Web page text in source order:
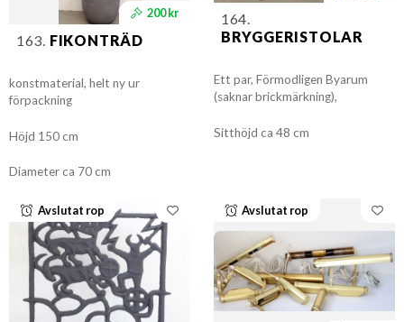
200 kr
163. FIKONTRÄD
konstmaterial, helt ny ur
förpackning
Höjd 150 cm
Diameter ca 70 cm
164.
BRYGGERISTOLAR
Ett par, Förmodligen Byarum
(saknar brickmärkning),
Sitthöjd ca 48 cm
Avslutat rop Avslutat rop